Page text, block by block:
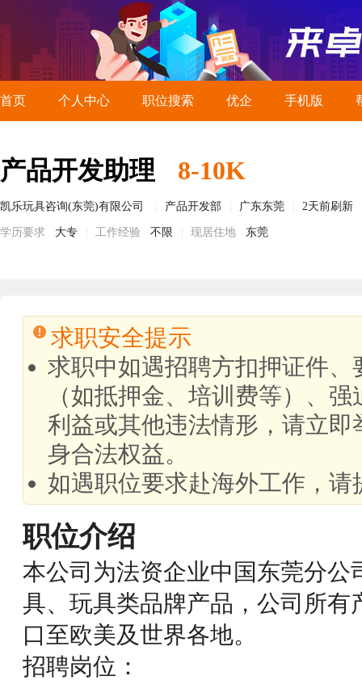
首页 个人中心 职位搜索 优企 手机版
产品开发助理 8-10K
凯乐玩具咨询(东莞)有限公司 产品开发部 广东东莞 2天前刷新
学历要求 大专 工作经验 不限 现居住地 东莞
求职安全提示
求职中如遇招聘方扣押证件
（如抵押金、培训费等）、
利益或其他违法情形，请立
身合法权益。
如遇职位要求赴海外工作，
职位介绍
本公司为法资企业中国东莞分
具、玩具类品牌产品，公司所
口至欧美及世界各地。
招聘岗位：